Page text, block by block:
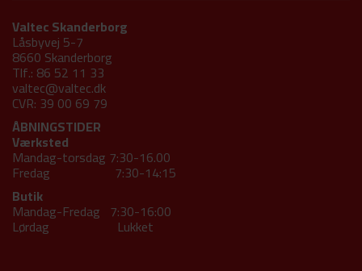
Valtec Skanderborg
Låsbyvej 5-7
8660 Skanderborg
Tlf.: 86 52 11 33
valtec@valtec.dk
CVR: 39 00 69 79
ÅBNINGSTIDER
Værksted
Mandag-torsdag 7:30-16.00
Fredag 7:30-14:15
Butik
Mandag-Fredag 7:30-16:00
Lørdag Lukket